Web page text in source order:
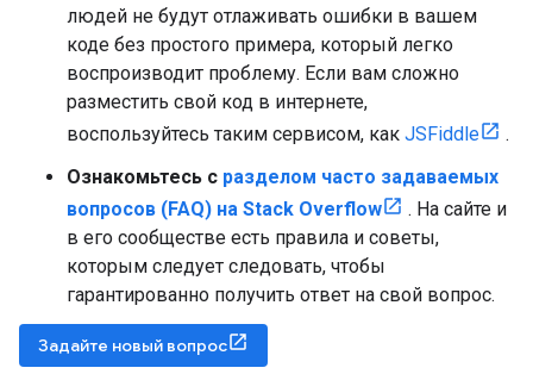
людей не будут отлаживать ошибки в вашем
коде без простого примера, который легко
воспроизводит проблему. Если вам сложно
разместить свой код в интернете,
воспользуйтесь таким сервисом, как JSFiddle
.
Ознакомьтесь с разделом часто задаваемых
вопросов (FAQ) на Stack Overflow
. На сайте и
в его сообществе есть правила и советы,
которым следует следовать, чтобы
гарантированно получить ответ на свой вопрос.
Задайте новый вопрос